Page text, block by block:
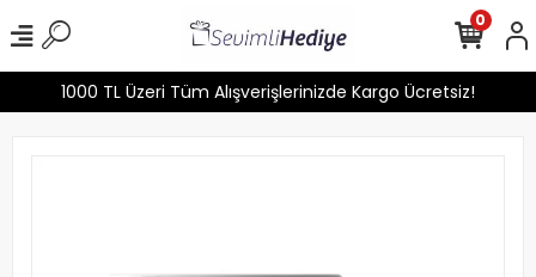
1000 TL Üzeri Tüm Alışverişlerinizde Kargo Ücretsiz!
0